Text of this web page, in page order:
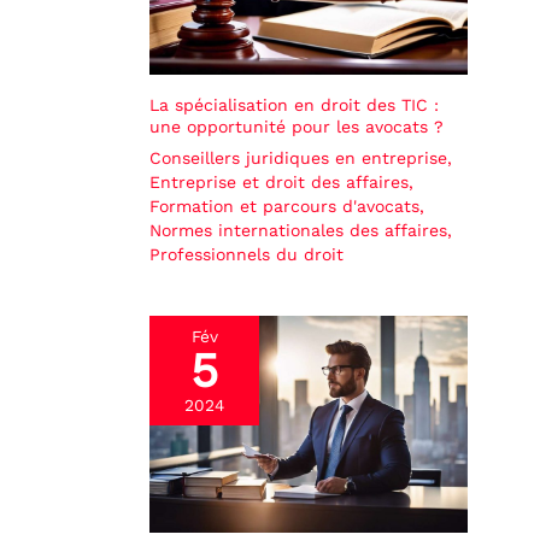
La spécialisation en droit des TIC :
une opportunité pour les avocats ?
Conseillers juridiques en entreprise,
Entreprise et droit des affaires,
Formation et parcours d'avocats,
Normes internationales des affaires,
Professionnels du droit
Fév
5
2024